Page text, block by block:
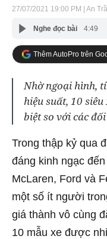
27/07/2021 19:00 PM | An
Nghe đọc bài 4:49
Thêm AutoPro trên
Nhờ ngoại hình,
hiệu suất, 10
biệt so với các
Trong thập kỷ qua
đáng kinh ngạc
McLaren, Ford và
một số ít người
giá thành vô cùng
10 mẫu xe được